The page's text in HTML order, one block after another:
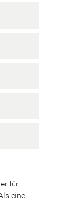
für
eine